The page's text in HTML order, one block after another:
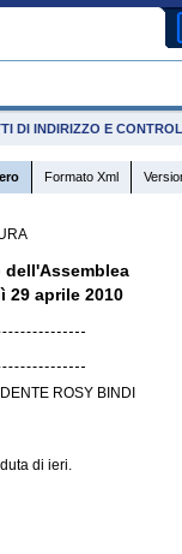
DI INDIRIZZO E
Formato Xml
29 aprile 2010
ROSY BINDI
di ieri.